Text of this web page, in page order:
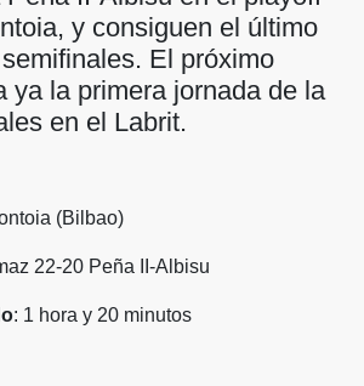
y consiguen el último
El próximo
ya la primera jornada de la
en el Labrit.
(Bilbao)
22-20 Peña II-Albisu
: 1 hora y 20 minutos